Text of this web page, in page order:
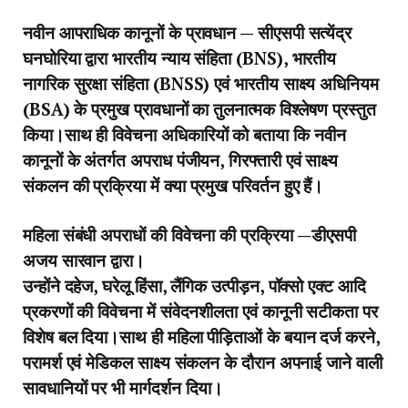
नवीन आपराधिक कानूनों के प्रावधान — सीएसपी सत्येंद्र
घनघोरिया द्वारा भारतीय न्याय संहिता (BNS), भारतीय
नागरिक सुरक्षा संहिता (BNSS) एवं भारतीय साक्ष्य अधिनियम
(BSA) के प्रमुख प्रावधानों का तुलनात्मक विश्लेषण प्रस्तुत
किया।साथ ही विवेचना अधिकारियों को बताया कि नवीन
कानूनों के अंतर्गत अपराध पंजीयन, गिरफ्तारी एवं साक्ष्य
संकलन की प्रक्रिया में क्या प्रमुख परिवर्तन हुए हैं।
महिला संबंधी अपराधों की विवेचना की प्रक्रिया —डीएसपी
अजय सारवान द्वारा।
उन्होंने दहेज, घरेलू हिंसा, लैंगिक उत्पीड़न, पॉक्सो एक्ट आदि
प्रकरणों की विवेचना में संवेदनशीलता एवं कानूनी सटीकता पर
विशेष बल दिया।साथ ही महिला पीड़िताओं के बयान दर्ज करने,
परामर्श एवं मेडिकल साक्ष्य संकलन के दौरान अपनाई जाने वाली
सावधानियों पर भी मार्गदर्शन दिया।